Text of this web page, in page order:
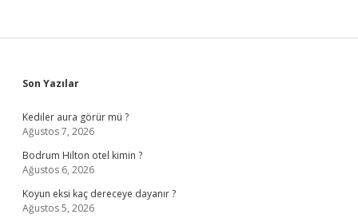
Sidebar
Son Yazılar
Kediler aura görür mü ?
Ağustos 7, 2026
Bodrum Hilton otel kimin ?
Ağustos 6, 2026
Koyun eksi kaç dereceye dayanır ?
Ağustos 5, 2026